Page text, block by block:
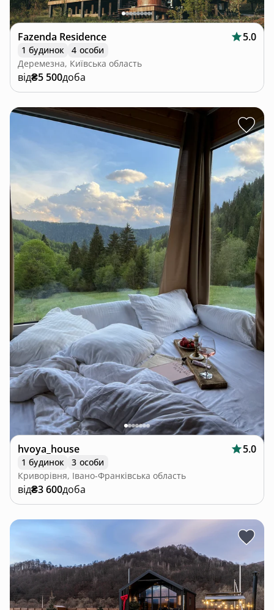
Fazenda Residence 5.0
1 будинок
4 особи
Деремезна, Київська область
від₴5 500доба
hvoya_house 5.0
1 будинок
3 особи
Криворівня, Івано-Франківська область
від₴3 600доба